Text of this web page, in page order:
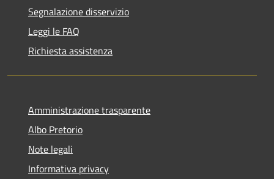
Segnalazione disservizio
Leggi le FAQ
Richiesta assistenza
Amministrazione trasparente
Albo Pretorio
Note legali
Informativa privacy